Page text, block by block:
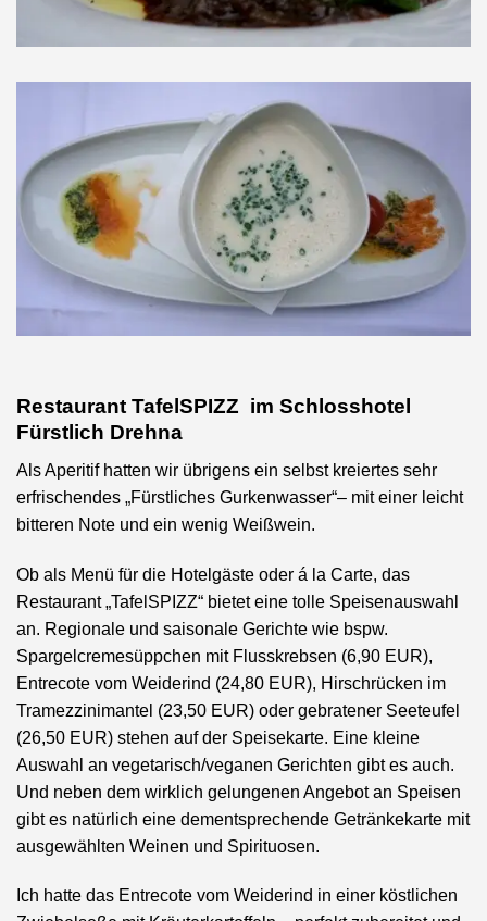
Restaurant TafelSPIZZ im Schlosshotel
Fürstlich Drehna
Als Aperitif hatten wir übrigens ein selbst kreiertes sehr
erfrischendes „Fürstliches Gurkenwasser“– mit einer leicht
bitteren Note und ein wenig Weißwein.
Ob als Menü für die Hotelgäste oder á la Carte, das
Restaurant „TafelSPIZZ“ bietet eine tolle Speisenauswahl
an. Regionale und saisonale Gerichte wie bspw.
Spargelcremesüppchen mit Flusskrebsen (6,90 EUR),
Entrecote vom Weiderind (24,80 EUR), Hirschrücken im
Tramezzinimantel (23,50 EUR) oder gebratener Seeteufel
(26,50 EUR) stehen auf der Speisekarte. Eine kleine
Auswahl an vegetarisch/veganen Gerichten gibt es auch.
Und neben dem wirklich gelungenen Angebot an Speisen
gibt es natürlich eine dementsprechende Getränkekarte mit
ausgewählten Weinen und Spirituosen.
Ich hatte das Entrecote vom Weiderind in einer köstlichen